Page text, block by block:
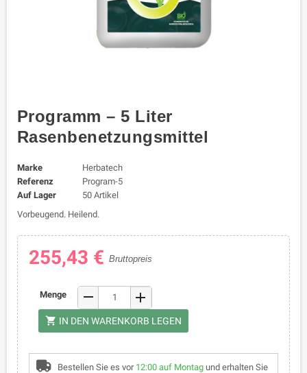
Programm – 5 Liter
Rasenbenetzungsmittel
Marke
Herbatech
Referenz
Program-5
Auf Lager
50 Artikel
Vorbeugend. Heilend.
255,43 € Bruttopreis
Menge remove add
shopping_cart IN DEN WARENKORB LEGEN
Bestellen Sie es vor 12:00 auf Montag und erhalten Sie